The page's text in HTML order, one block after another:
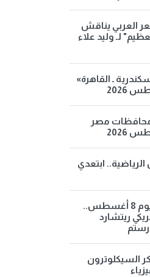
العربي يناقش
لـ وليد علاء
ـ القاهرة»
مصر
ابتعدي
حدث في مثل هذا اليوم 8 أغسطس..
ريتشارد
السيكلوترون